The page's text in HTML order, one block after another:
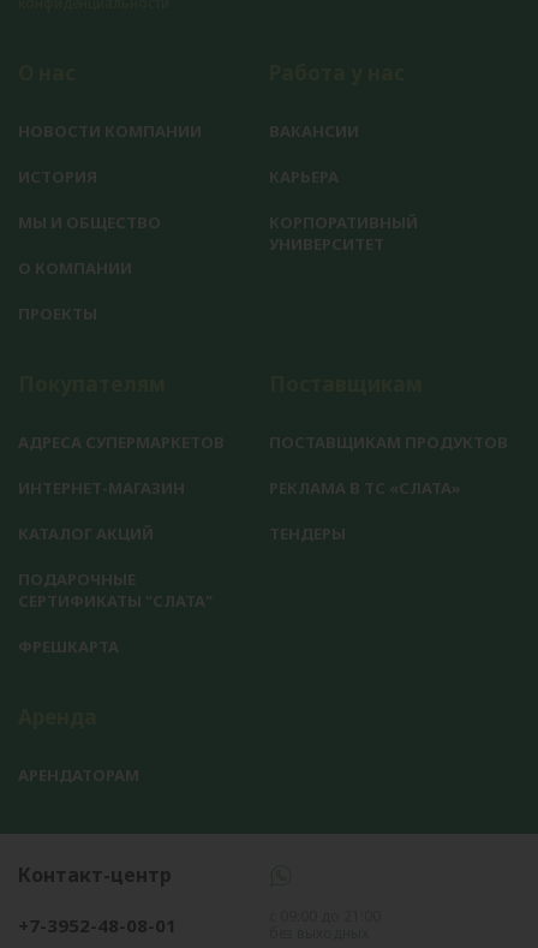
НОВОСТИ КОМПАНИИ
ИСТОРИЯ
МЫ И ОБЩЕСТВО
О КОМПАНИИ
ПРОЕКТЫ
ВАКАНСИИ
КАРЬЕРА
КОРПОРАТИВНЫЙ
УНИВЕРСИТЕТ
АДРЕСА СУПЕРМАРКЕТОВ
ИНТЕРНЕТ-МАГАЗИН
КАТАЛОГ АКЦИЙ
ПОДАРОЧНЫЕ
СЕРТИФИКАТЫ "СЛАТА"
ФРЕШКАРТА
ПОСТАВЩИКАМ ПРОДУКТОВ
РЕКЛАМА В ТС «СЛАТА»
ТЕНДЕРЫ
АРЕНДАТОРАМ
Контакт-центр
+7-3952-48-08-01